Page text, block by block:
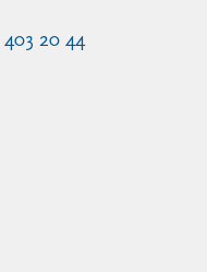
403 20 44